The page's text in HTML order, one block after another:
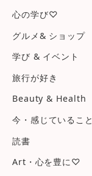
心の学び♡
グルメ& ショップ
学び & イベント
旅行が好き
Beauty & Health
今・感じていること
読書
Art・心を豊に♡